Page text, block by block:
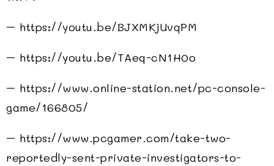
– https://youtu.be/BJXMKjUvqPM
– https://youtu.be/TAeq-cN1H0o
– https://www.online-station.net/pc-console-
game/166805/
– https://www.pcgamer.com/take-two-
reportedly-sent-private-investigators-to-